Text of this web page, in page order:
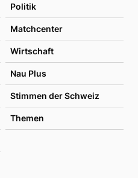
Politik
Matchcenter
Wirtschaft
Nau Plus
Stimmen der Schweiz
Themen